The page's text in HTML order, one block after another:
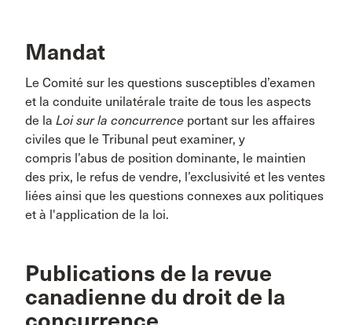
Mandat
Le Comité sur les questions susceptibles d’examen
et la conduite unilatérale traite de tous les aspects
de la Loi sur la concurrence portant sur les affaires
civiles que le Tribunal peut examiner, y
compris l’abus de position dominante, le maintien
des prix, le refus de vendre, l’exclusivité et les ventes
liées ainsi que les questions connexes aux politiques
et à l'application de la loi.
Publications de la revue
canadienne du droit de la